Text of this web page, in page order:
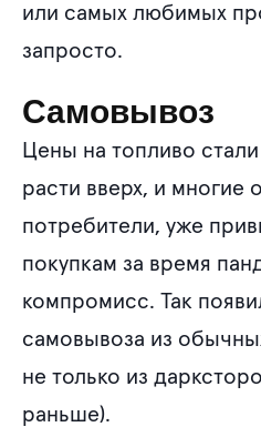
или самых любимых
запросто.
Самовывоз
Цены на топливо
расти вверх, и многие
потребители, уже
покупкам за время
компромисс. Так
самовывоза из
не только из
раньше).